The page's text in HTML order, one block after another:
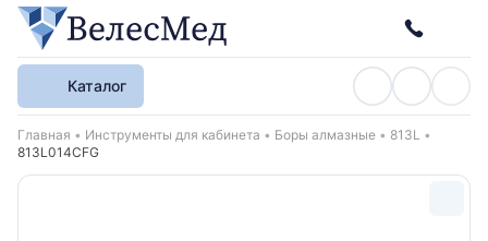
Каталог
Хлебные крошки
Главная Инструменты для кабинета Боры алмазные
813L
813L014CFG